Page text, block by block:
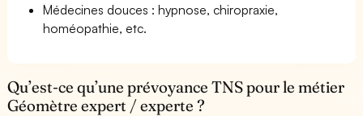
Médecines douces : hypnose, chiropraxie,
homéopathie, etc.
Qu’est-ce qu’une prévoyance TNS pour le métier
Géomètre expert / experte ?